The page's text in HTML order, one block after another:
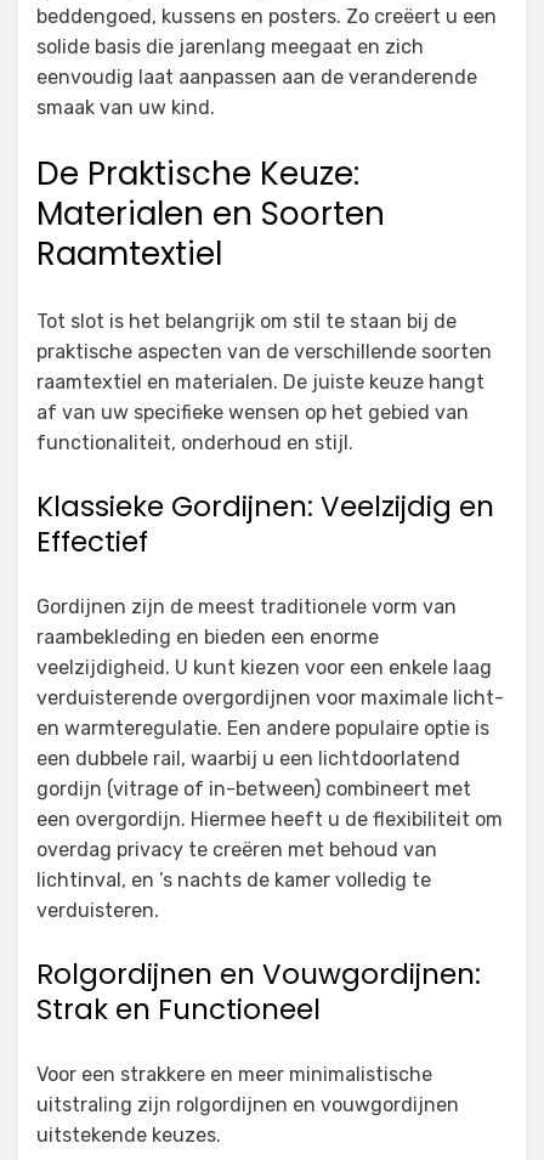
beddengoed, kussens en posters. Zo creëert u een
solide basis die jarenlang meegaat en zich
eenvoudig laat aanpassen aan de veranderende
smaak van uw kind.
De Praktische Keuze:
Materialen en Soorten
Raamtextiel
Tot slot is het belangrijk om stil te staan bij de
praktische aspecten van de verschillende soorten
raamtextiel en materialen. De juiste keuze hangt
af van uw specifieke wensen op het gebied van
functionaliteit, onderhoud en stijl.
Klassieke Gordijnen: Veelzijdig en
Effectief
Gordijnen zijn de meest traditionele vorm van
raambekleding en bieden een enorme
veelzijdigheid. U kunt kiezen voor een enkele laag
verduisterende overgordijnen voor maximale licht-
en warmteregulatie. Een andere populaire optie is
een dubbele rail, waarbij u een lichtdoorlatend
gordijn (vitrage of in-between) combineert met
een overgordijn. Hiermee heeft u de flexibiliteit om
overdag privacy te creëren met behoud van
lichtinval, en ’s nachts de kamer volledig te
verduisteren.
Rolgordijnen en Vouwgordijnen:
Strak en Functioneel
Voor een strakkere en meer minimalistische
uitstraling zijn rolgordijnen en vouwgordijnen
uitstekende keuzes.